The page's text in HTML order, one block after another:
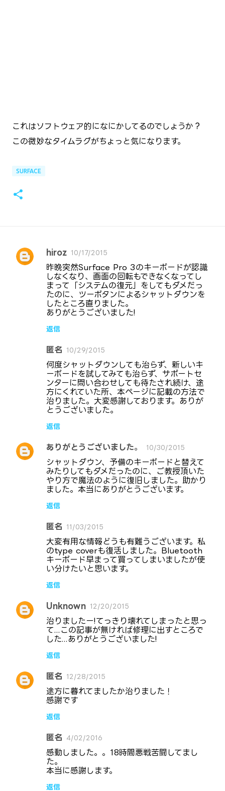
これはソフトウェア的になにかしてるのでしょうか？
この微妙なタイムラグがちょっと気になります。
SURFACE
コ
hiroz 10/17/2015
昨晩突然Surface Pro 3のキーボードが認識
しなくなり、画面の回転もできなくなってし
まって「システムの復元」をしてもダメだっ
たのに、ツーボタンによるシャットダウンを
したところ直りました。
ありがとうございました!
返信
匿名 10/29/2015
何度シャットダウンしても治らず、新しいキ
ーボードを試してみても治らず、サポートセ
ンターに問い合わせしても待たされ続け、途
方にくれていた所、本ページに記載の方法で
治りました。大変感謝しております。ありが
とうございました。
返信
ありがとうございました。 10/30/2015
シャットダウン、予備のキーボードと替えて
みたりしてもダメだったのに、ご教授頂いた
やり方で魔法のように復旧しました。助かり
ました。本当にありがとうございます。
返信
匿名 11/03/2015
大変有用な情報どうも有難うございます。私
のtype coverも復活しました。Bluetooth
キーボード早まって買ってしまいましたが使
い分けたいと思います。
返信
Unknown 12/20/2015
治りましたー!てっきり壊れてしまったと思っ
て...この記事が無ければ修理に出すところで
した...ありがとうございました!
返信
匿名 12/28/2015
途方に暮れてましたか治りました！
感謝です
返信
匿名 4/02/2016
感動しました。。18時間悪戦苦闘してまし
た。
本当に感謝します。
返信